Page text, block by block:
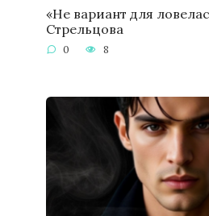
«Не вариант для
Стрельцова
0 8